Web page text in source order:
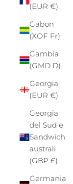
(EUR €)
Gabon
(XOF Fr)
Gambia
(GMD D)
Georgia
(EUR €)
Georgia
del Sud e
Sandwich
australi
(GBP £)
Germania